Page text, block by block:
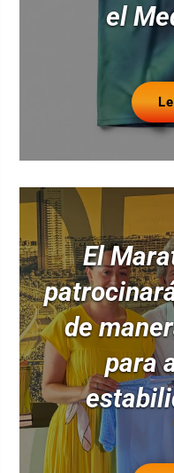
el
El
de
para